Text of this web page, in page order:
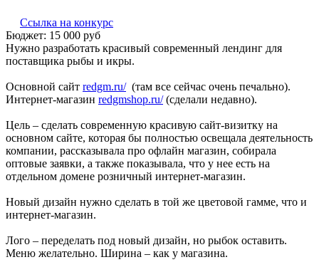
Ссылка на конкурс
Бюджет: 15 000 руб
Нужно разработать красивый современный лендинг для
поставщика рыбы и икры.
Основной сайт redgm.ru/(там все сейчас очень печально).
Интернет-магазин redgmshop.ru/(сделали недавно).
Цель – сделать современную красивую сайт-визитку на
основном сайте, которая бы полностью освещала деятельность
компании, рассказывала про офлайн магазин, собирала
оптовые заявки, а также показывала, что у нее есть на
отдельном домене розничный интернет-магазин.
Новый дизайн нужно сделать в той же цветовой гамме, что и
интернет-магазин.
Лого – переделать под новый дизайн, но рыбок оставить.
Меню желательно. Ширина – как у магазина.